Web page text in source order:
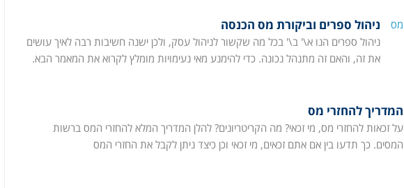
ניהול ספרים וביקורת מס הכנסה
ניהול ספרים הנו א\' ב\' בכל מה שקשור לניהול עסק, ולכן ישנה חשיבות רבה לאיך עושים
את זה, והאם זה מתנהל נכונה. כדי להימנע מאי נעימויות מומלץ לקרוא את המאמר הבא.
המדריך להחזרי מס
על זכאות להחזרי מס, מי זכאי? מה הקריטריונים? להלן המדריך המלא להחזרי המס ברשות
המסים. כך תדעו בין אם אתם זכאים, מי זכאי וכן כיצד ניתן לקבל את החזרי המס